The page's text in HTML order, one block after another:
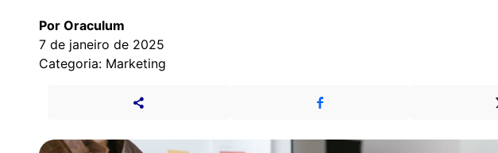
Por Oraculum
7 de janeiro de 2025
Categoria: Marketing